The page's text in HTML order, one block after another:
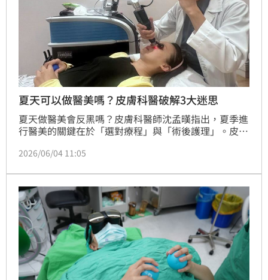
夏天可以做醫美嗎？皮膚科醫破解3大迷思
夏天做醫美會反黑嗎？皮膚科醫師沈孟暵指出，夏季進
行醫美的關鍵在於「選對療程」與「術後護理」。皮秒
適合夏天。術後應加強「防曬、保濕、溫和清潔」三大
醒，雖然夏天代謝不影響成效，但應避免術後一週內游
泳或泡溫泉，只要護理到位，夏季依舊能安心追求美
麗。
2026/06/04 11:05